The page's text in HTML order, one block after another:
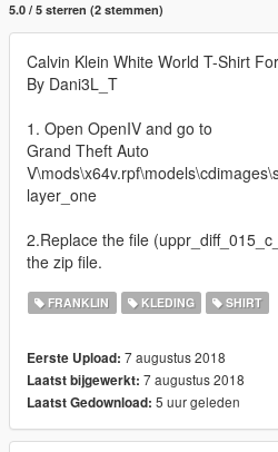
5.0 / 5 sterren (2 stemmen)
Calvin Klein White World T-Shirt
By Dani3L_T
1. Open OpenIV and go to
Grand Theft Auto
layer_one
2.Replace the file
the zip file.
FRANKLIN KLEDING SHIRT
Eerste Upload: 7 augustus 2018
Laatst bijgewerkt: 7 augustus 2018
Laatst Gedownload: 5 uur geleden